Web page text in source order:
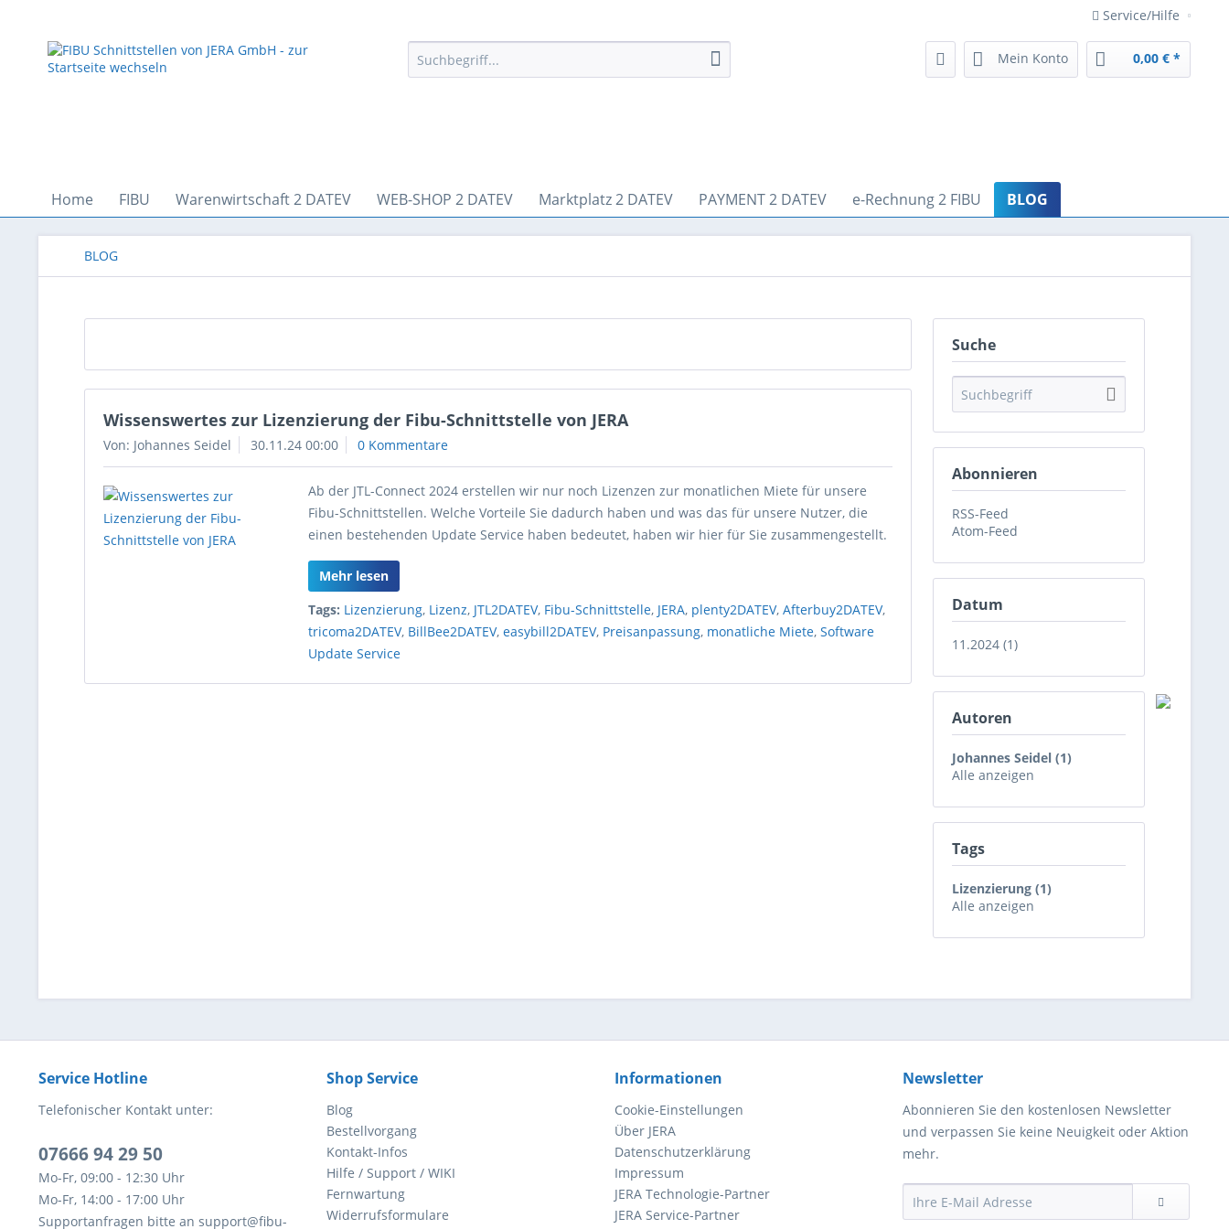
Service/Hilfe
Mein Konto 0,00 € *
Home FIBU Warenwirtschaft 2 DATEV WEB-SHOP 2 DATEV Marktplatz 2 DATEV PAYMENT 2 DATEV e-Rechnung 2 FIBU BLOG
BLOG
Suche
Abonnieren
RSS-Feed
Atom-Feed
Datum
11.2024 (1)
Autoren
Johannes Seidel (1)
Alle anzeigen
Tags
Lizenzierung (1)
Alle anzeigen
Wissenswertes zur Lizenzierung der Fibu-Schnittstelle von JERA
Von: Johannes Seidel 30.11.24 00:00 0 Kommentare
Ab der JTL-Connect 2024 erstellen wir nur noch Lizenzen zur monatlichen Miete für unsere
Fibu-Schnittstellen. Welche Vorteile Sie dadurch haben und was das für unsere Nutzer, die
einen bestehenden Update Service haben bedeutet, haben wir hier für Sie zusammengestellt.
Mehr lesen
Tags: Lizenzierung, Lizenz, JTL2DATEV, Fibu-Schnittstelle, JERA, plenty2DATEV,Afterbuy2DATEV,
tricoma2DATEV, BillBee2DATEV,easybill2DATEV, Preisanpassung, monatliche Miete,Software
Update Service
Service Hotline
Telefonischer Kontakt unter:
07666 94 29 50
Mo-Fr, 09:00 - 12:30 Uhr
Mo-Fr, 14:00 - 17:00 Uhr
Supportanfragen bitte an support@fibu-
Shop Service
Blog
Bestellvorgang
Kontakt-Infos
Hilfe / Support / WIKI
Fernwartung
Widerrufsformulare
Informationen
Cookie-Einstellungen
Über JERA
Datenschutzerklärung
Impressum
JERA Technologie-Partner
JERA Service-Partner
Newsletter
Abonnieren Sie den kostenlosen Newsletter
und verpassen Sie keine Neuigkeit oder Aktion
mehr.